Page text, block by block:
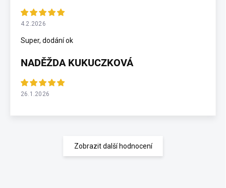
4.2.2026
Super, dodání ok
NADĚŽDA KUKUCZKOVÁ
26.1.2026
Zobrazit další hodnocení